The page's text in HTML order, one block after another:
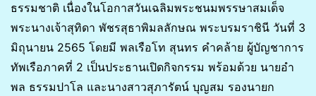
ธรรมชาติ เนื่องในโอกาสวันเฉลิมพระชนมพรรษาสมเด็จ
พระนางเจ้าสุทิดา พัชรสุธาพิมลลักษณ พระบรมราชินี วันที่ 3
มิถุนายน 2565 โดยมี พลเรือโท สุนทร คำคล้าย ผู้บัญชาการ
ทัพเรือภาคที่ 2 เป็นประธานเปิดกิจกรรม พร้อมด้วย นายอำ
พล ธรรมปาโล และนางสาวสุภารัตน์ บุญสม รองนายก